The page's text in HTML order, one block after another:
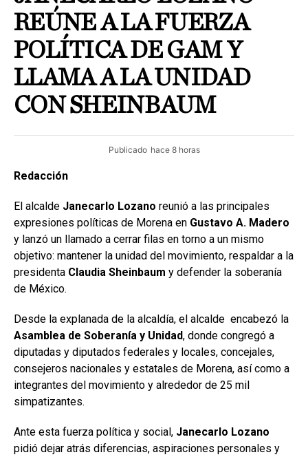
REÚNE A LA FUERZA
POLÍTICA DE GAM Y
LLAMA A LA UNIDAD
CON SHEINBAUM
Publicado hace 8 horas
Redacción
El alcalde Janecarlo Lozano reunió a las principales
expresiones políticas de Morena en Gustavo A. Madero
y lanzó un llamado a cerrar filas en torno a un mismo
objetivo: mantener la unidad del movimiento, respaldar a la
presidenta Claudia Sheinbaum y defender la soberanía
de México.
Desde la explanada de la alcaldía, el alcalde encabezó la
Asamblea de Soberanía y Unidad, donde congregó a
diputadas y diputados federales y locales, concejales,
consejeros nacionales y estatales de Morena, así como a
integrantes del movimiento y alrededor de 25 mil
simpatizantes.
Ante esta fuerza política y social, Janecarlo Lozano
pidió dejar atrás diferencias, aspiraciones personales y